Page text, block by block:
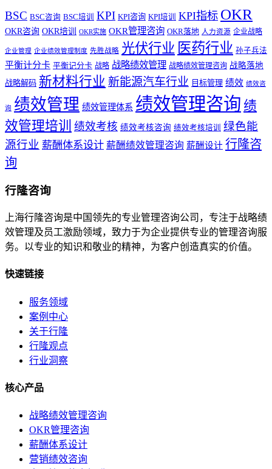
BSC BSC咨询 BSC培训 KPI KPI咨询 KPI培训 KPI指标 OKR
OKR咨询 OKR培训 OKR实施 OKR管理咨询 OKR落地 人力资源 企业战略
企业管理 企业绩效管理制度 先胜战略 光伏行业 医药行业 孙子兵法
平衡计分卡 平衡记分卡 战略 战略绩效管理 战略绩效管理咨询 战略落地
战略解码 新材料行业 新能源汽车行业 目标管理 绩效 绩效咨
询 绩效管理 绩效管理体系 绩效管理咨询 绩
效管理培训
绩效考核 绩效考核咨询 绩效考核培训
绿色能
源行业 薪酬体系设计 薪酬绩效管理咨询 薪酬设计 行隆咨
询
行隆咨询
上海行隆咨询是中国领先的专业管理咨询公司，专注于战略绩
效管理及员工激励领域，致力于为企业提供专业的管理咨询服
务。以专业的知识和敬业的精神，为客户创造真实的价值。
快速链接
服务领域
案例中心
关于行隆
行隆观点
行业洞察
核心产品
战略绩效管理咨询
OKR管理咨询
薪酬体系设计
营销绩效咨询